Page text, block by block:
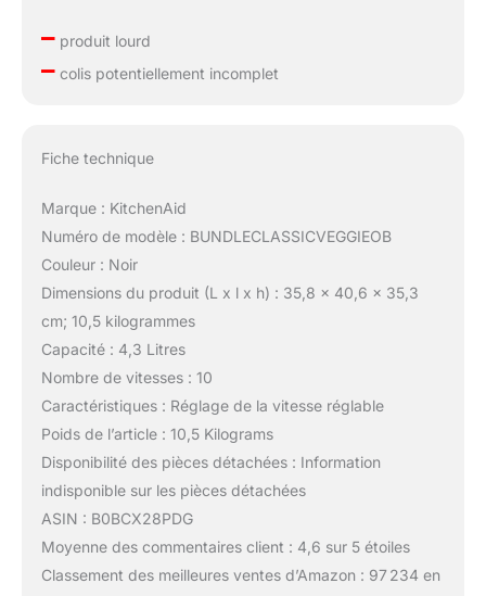
–produit lourd
–colis potentiellement incomplet
Fiche technique
Marque : KitchenAid
Numéro de modèle : BUNDLECLASSICVEGGIEOB
Couleur : Noir
Dimensions du produit (L x l x h) : 35,8 x 40,6 x 35,3
cm; 10,5 kilogrammes
Capacité : 4,3 Litres
Nombre de vitesses : 10
Caractéristiques : Réglage de la vitesse réglable
Poids de l’article : 10,5 Kilograms
Disponibilité des pièces détachées : Information
indisponible sur les pièces détachées
ASIN : B0BCX28PDG
Moyenne des commentaires client : 4,6 sur 5 étoiles
Classement des meilleures ventes d’Amazon : 97 234 en